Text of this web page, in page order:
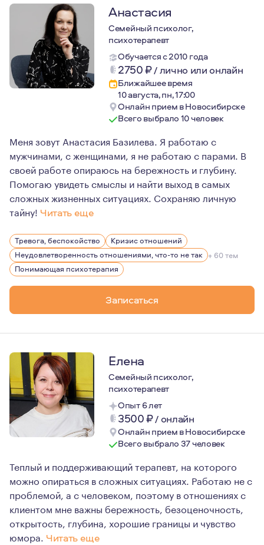
Анастасия
Семейный психолог,
психотерапевт
Обучается с 2010 года
2750₽/лично или онлайн
Ближайшее время
10 августа, пн, 17:00
Онлайн прием в Новосибирске
Всего выбрало 10 человек
Меня зовут Анастасия Базилева. Я работаю с
мужчинами, с женщинами, я не работаю с парами. В
своей работе опираюсь на бережность и глубину.
Помогаю увидеть смыслы и найти выход в самых
сложных жизненных ситуациях. Сохраняю личную
тайну! Читать еще
На что я опираюсь в своей практике:
Профессионализм — МГППУ один из лучших вузов,
Профессиональная этика — сохранение тайны
Безопасность и бережность в работе — я это
Я люблю то, что делаю. Я не боюсь глубины и готова
Тревога, беспокойство
Кризис отношений
Неудовлетворенность отношениями, что-то не так + 60 тем
Понимающая психотерапия
Записаться
Елена
Семейный психолог,
психотерапевт
Опыт 6 лет
3500₽/ онлайн
Онлайн прием в Новосибирске
Всего выбрало 37 человек
Теплый и поддерживающий терапевт, на которого
можно опираться в сложных ситуациях. Работаю не с
проблемой, а с человеком, поэтому в отношениях с
клиентом мне важны бережность, безоценочность,
открытость, глубина, хорошие границы и чувство
юмора. Читать еще